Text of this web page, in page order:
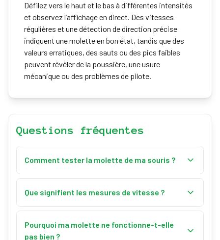
Défilez vers le haut et le bas à différentes intensités
et observez l’affichage en direct. Des vitesses
régulières et une détection de direction précise
indiquent une molette en bon état, tandis que des
valeurs erratiques, des sauts ou des pics faibles
peuvent révéler de la poussière, une usure
mécanique ou des problèmes de pilote.
Questions fréquentes
Comment tester la molette de ma souris ?
Cliquez sur Démarrer le test, puis défilez vers le haut
et le bas dans la zone de test. L’outil mesure votre
défilement en temps réel.
Que signifient les mesures de vitesse ?
La vitesse est affichée en pixels par seconde (px/s).
Des valeurs plus élevées indiquent un défilement
plus rapide, et des relevés stables suggèrent une
Pourquoi ma molette ne fonctionne-t-elle
pas bien ?